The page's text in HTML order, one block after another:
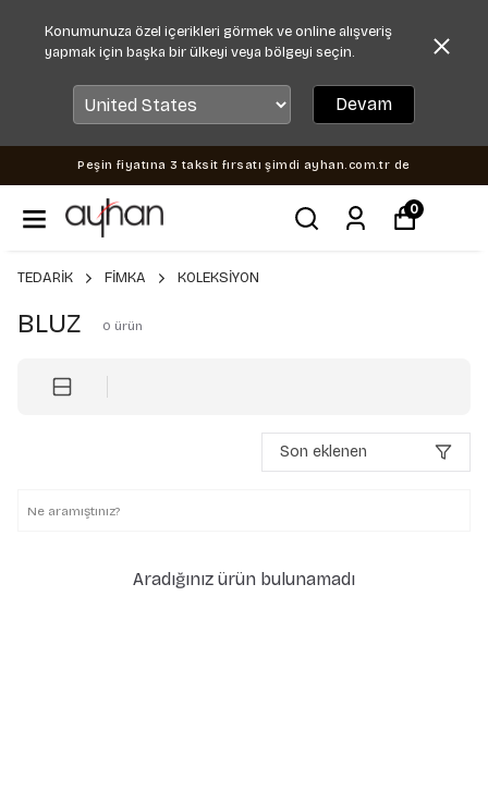
Konumunuza özel içerikleri görmek ve online alışveriş
yapmak için başka bir ülkeyi veya bölgeyi seçin.
Devam
Peşin fiyatına 3 taksit fırsatı şimdi ayhan.com.tr de
0
TEDARİK FİMKA KOLEKSİYON
BLUZ 0 ürün
Son eklenen
Aradığınız ürün bulunamadı